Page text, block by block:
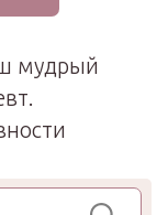
мудрый